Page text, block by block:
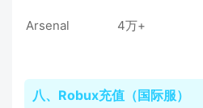
Arsenal 4万+
八、Robux充值（国际服）